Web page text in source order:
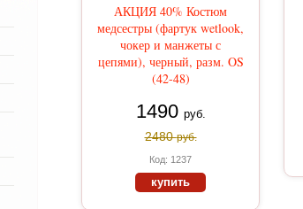
АКЦИЯ 40% Костюм
медсестры (фартук wetlook,
чокер и манжеты с
цепями), черный, разм. OS
(42-48)
1490 руб.
2480руб.
Код: 1237
купить